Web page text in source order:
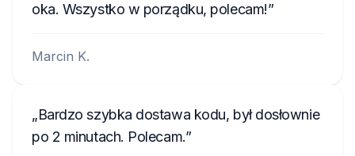
oka. Wszystko w porządku, polecam!
Marcin K.
Bardzo szybka dostawa kodu, był dosłownie
po 2 minutach. Polecam.